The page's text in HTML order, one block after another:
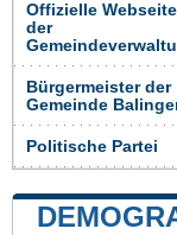
Offizielle Webseite
der
Bürgermeister der
Gemeinde
Politische Partei